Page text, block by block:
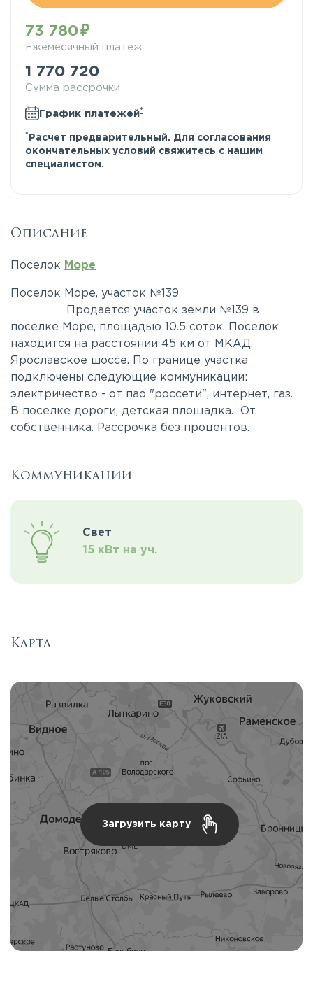
73 780
Ежемесячный платеж
1 770 720
Сумма рассрочки
График платежей*
* Расчет предварительный. Для согласования
окончательных условий свяжитесь с нашим
специалистом.
Описание
Поселок Море
Поселок Море, участок №139
Продается участок земли №139 в
поселке Море, площадью 10.5 соток. Поселок
находится на расстоянии 45 км от МКАД,
Ярославское шоссе. По границе участка
подключены следующие коммуникации:
электричество - от пао "россети", интернет, газ.
В поселке дороги, детская площадка. От
собственника. Рассрочка без процентов.
Коммуникации
Свет
15 кВт на уч.
Карта
Загрузить карту